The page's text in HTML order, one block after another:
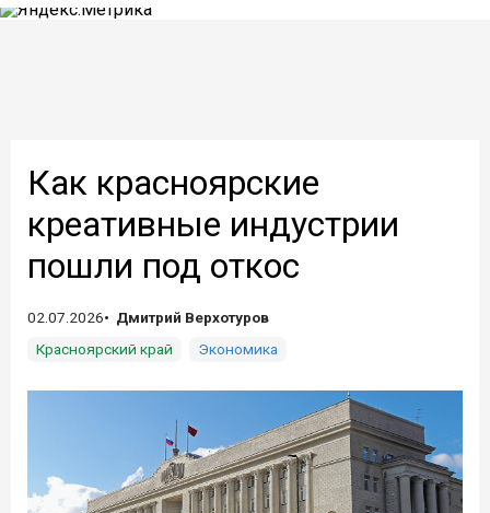
Как красноярские
креативные индустрии
пошли под откос
02.07.2026
Дмитрий Верхотуров
Красноярский край
Экономика